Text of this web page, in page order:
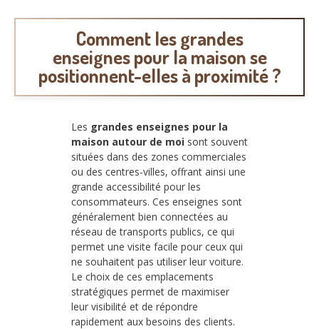
Comment les grandes
enseignes pour la maison se
positionnent-elles à proximité ?
Les grandes enseignes pour la
maison autour de moi sont souvent
situées dans des zones commerciales
ou des centres-villes, offrant ainsi une
grande accessibilité pour les
consommateurs. Ces enseignes sont
généralement bien connectées au
réseau de transports publics, ce qui
permet une visite facile pour ceux qui
ne souhaitent pas utiliser leur voiture.
Le choix de ces emplacements
stratégiques permet de maximiser
leur visibilité et de répondre
rapidement aux besoins des clients.